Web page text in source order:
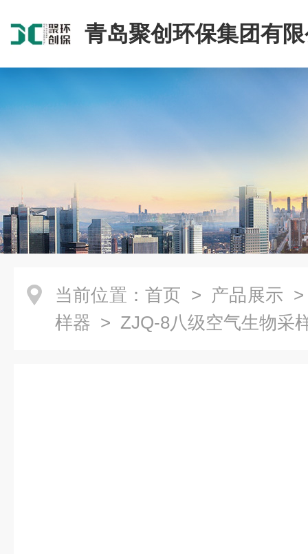
青岛聚创环保集团有
当前位置： 首页 > 产品展示
样器 > ZJQ-8八级空气生物采